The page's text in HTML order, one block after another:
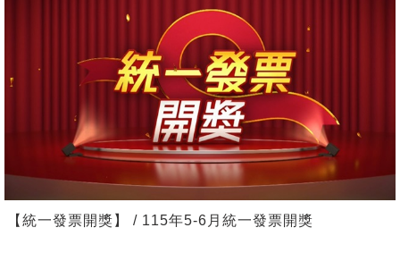
【統一發票開獎】 / 115年5-6月統一發票開獎